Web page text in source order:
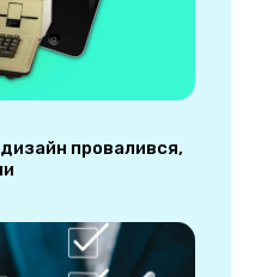
дизайн провалився,